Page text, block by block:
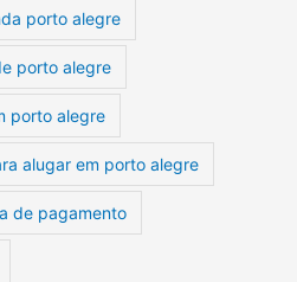
porto alegre
porto alegre
porto alegre
alugar em porto alegre
de pagamento